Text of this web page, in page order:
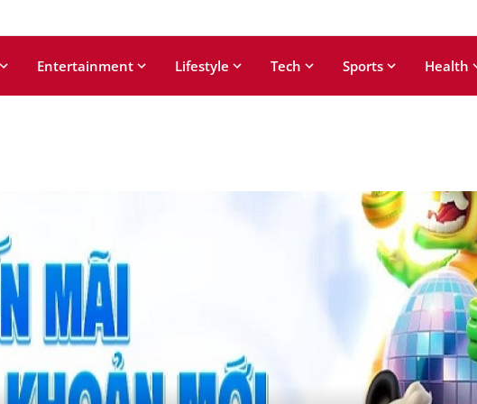
Entertainment Lifestyle Tech Sports Health